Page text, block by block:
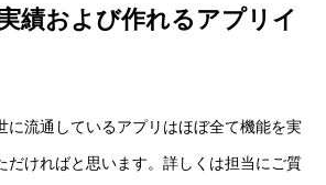
績および作れるアプリイ
に流通しているアプリはほぼ全て機能を実
だければと思います。詳しくは担当にご質